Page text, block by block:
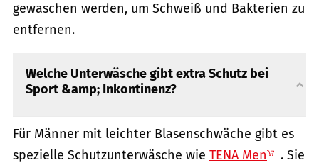
gewaschen werden, um Schweiß und Bakterien zu
entfernen.
Welche Unterwäsche gibt extra Schutz bei
Sport &amp; Inkontinenz?
Für Männer mit leichter Blasenschwäche gibt es
spezielle Schutzunterwäsche wie TENA Men
. Sie